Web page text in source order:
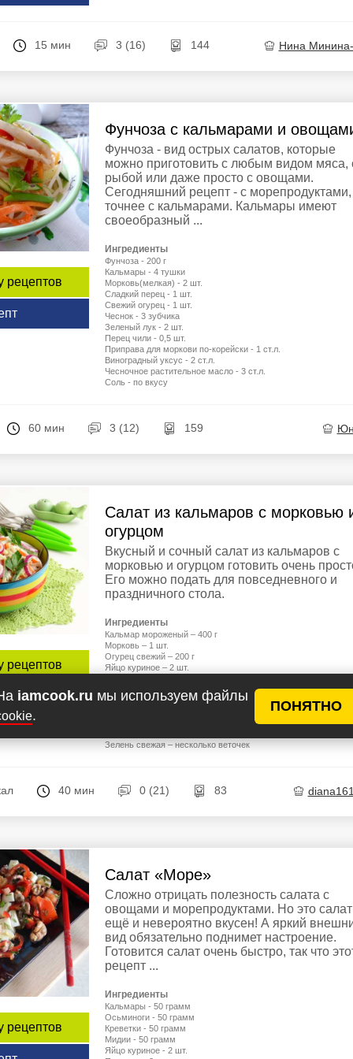
iamcook.ru мы используем файлы
.
ПОНЯТНО
15 мин 3 (16) 144 Нина
рецептов
Фунчоза с кальмарами и
Фунчоза - вид острых салатов, которые
можно приготовить с любым видом мяса,
рыбой или даже просто с овощами.
Сегодняшний рецепт - с
точнее с кальмарами. Кальмары имеют
своеобразный ...
Ингредиенты
Фунчоза - 200 г
Кальмары - 4 тушки
Морковь(мелкая) - 2 шт.
Сладкий перец - 1 шт.
Свежий огурец - 1 шт.
Чеснок - 3 зубчика
Зеленый лук - 2 шт.
Перец чили - 0,5 шт.
Приправа для моркови по-корейски - 1 ст.л.
Виноградный уксус - 2 ст.л.
Чесночное растительное масло - 3 ст.л.
Соль - по вкусу
60 мин 3 (12) 159
рецептов
Салат из кальмаров с морковью
огурцом
Вкусный и сочный салат из кальмаров с
морковью и огурцом готовить очень
Его можно подать для повседневного и
праздничного стола.
Ингредиенты
Кальмар мороженый – 400 г
Морковь – 1 шт.
Огурец свежий – 200 г
Яйцо куриное – 2 шт.
Соль – по вкусу
Зелень свежая – несколько веточек
40 мин 0 (21) 83
рецептов
Салат «Море»
Сложно отрицать полезность салата с
овощами и морепродуктами. Но это салат
ещё и невероятно вкусен! А яркий
вид обязательно поднимет настроение.
Готовится салат очень быстро, так что
рецепт ...
Ингредиенты
Кальмары - 50 грамм
Осьминоги - 50 грамм
Креветки - 50 грамм
Мидии - 50 грамм
Яйцо куриное - 2 шт.